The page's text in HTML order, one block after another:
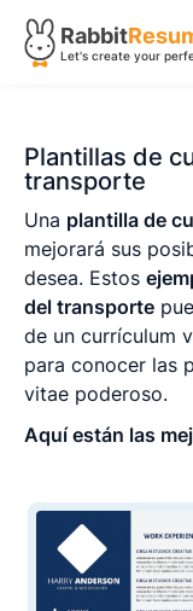
Rabbit
Let's create your
Plantillas de
transporte
Una plantilla de
mejorará sus
desea. Estos
del transporte
de un currículum
para conocer las
vitae poderoso.
Aquí están las